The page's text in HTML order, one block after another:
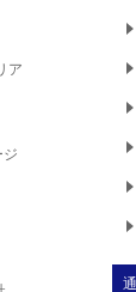
ア
ジ